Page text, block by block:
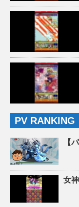
PV RANKING
【
女